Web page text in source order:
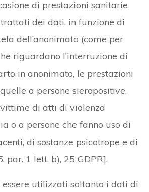
di prestazioni sanitarie
dei dati, in funzione di
dell’anonimato (come per
riguardano l’interruzione di
in anonimato, le prestazioni
a persone sieropositive,
di atti di violenza
o a persone che fanno uso di
di sostanze psicotrope e di
par. 1 lett. b), 25 GDPR].
essere utilizzati soltanto i dati di